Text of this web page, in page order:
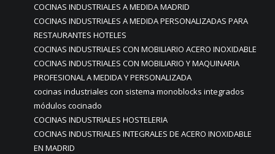
COCINAS INDUSTRIALES A MEDIDA MADRID
COCINAS INDUSTRIALES A MEDIDA PERSONALIZADAS PARA
RESTAURANTES HOTELES
COCINAS INDUSTRIALES CON MOBILIARIO ACERO INOXIDABLE
COCINAS INDUSTRIALES CON MOBILIARIO Y MAQUINARIA
PROFESIONAL A MEDIDA Y PERSONALIZADA
cocinas industriales con sistema monoblocks integrados
módulos cocinado
COCINAS INDUSTRIALES HOSTELERIA
COCINAS INDUSTRIALES INTEGRALES DE ACERO INOXIDABLE
EN MADRID